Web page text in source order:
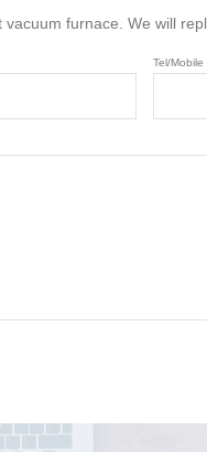
furnace. We will
Tel/